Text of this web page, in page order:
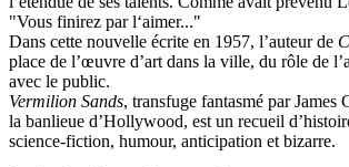
"Vous finirez par l‘aimer..."
Dans cette nouvelle écrite en 1957, l’auteur de
place de l’œuvre d’art dans la ville, du rôle de
avec le public.
Vermilion Sands, transfuge fantasmé par James
la banlieue d’Hollywood, est un recueil
science-fiction, humour, anticipation et bizarre.